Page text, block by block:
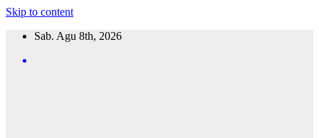
Skip to content
Sab. Agu 8th, 2026